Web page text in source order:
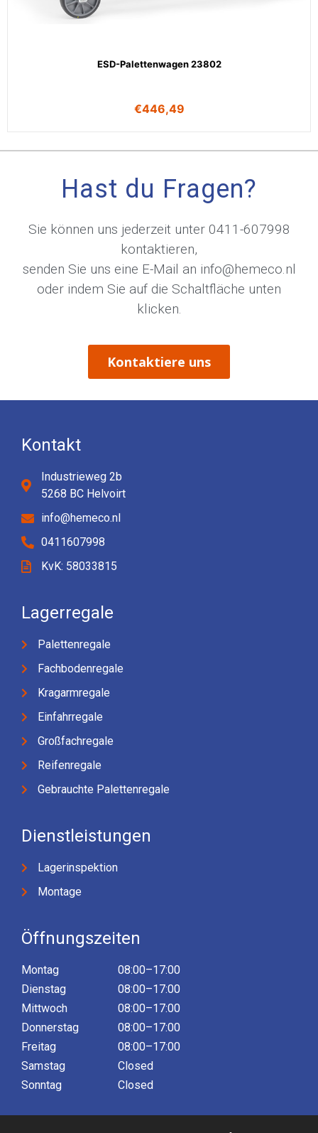
ESD-Palettenwagen 23802
€446,49
Hast du Fragen?
Sie können uns jederzeit unter 0411-607998
kontaktieren,
senden Sie uns eine E-Mail an info@hemeco.nl
oder indem Sie auf die Schaltfläche unten
klicken.
Kontaktiere uns
Kontakt
Industrieweg 2b
5268 BC Helvoirt
info@hemeco.nl
0411607998
KvK: 58033815
Lagerregale
Palettenregale
Fachbodenregale
Kragarmregale
Einfahrregale
Großfachregale
Reifenregale
Gebrauchte Palettenregale
Dienstleistungen
Lagerinspektion
Montage
Öffnungszeiten
Montag
Dienstag
Mittwoch
Donnerstag
Freitag
Samstag
Sonntag
08:00–17:00
08:00–17:00
08:00–17:00
08:00–17:00
08:00–17:00
Closed
Closed